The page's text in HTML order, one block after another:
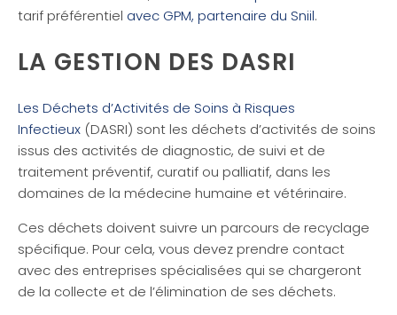
tarif préférentiel avec GPM, partenaire du Sniil.
LA GESTION DES DASRI
Les Déchets d’Activités de Soins à Risques
Infectieux (DASRI) sont les déchets d’activités de soins
issus des activités de diagnostic, de suivi et de
traitement préventif, curatif ou palliatif, dans les
domaines de la médecine humaine et vétérinaire.
Ces déchets doivent suivre un parcours de recyclage
spécifique. Pour cela, vous devez prendre contact
avec des entreprises spécialisées qui se chargeront
de la collecte et de l’élimination de ses déchets.